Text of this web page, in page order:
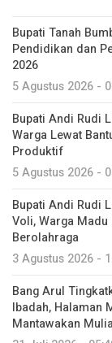
Bupati Tanah
Pendidikan dan
2026
5 Agustus 2026 -
Bupati Andi Rudi
Warga Lewat
Produktif
5 Agustus 2026 -
Bupati Andi Rudi
Voli, Warga Madu
Berolahraga
3 Agustus 2026 -
Bang Arul
Ibadah, Halaman
Mantawakan